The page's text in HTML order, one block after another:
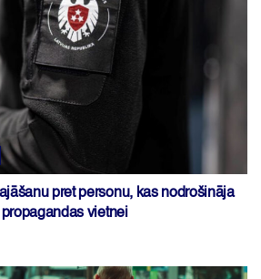
pret personu, kas nodrošināja
vietnei